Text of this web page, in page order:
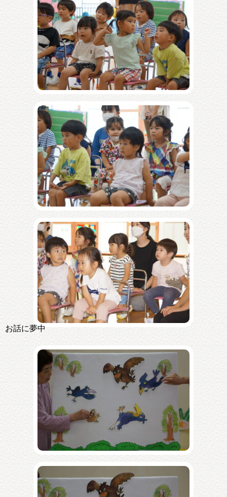
お話に夢中